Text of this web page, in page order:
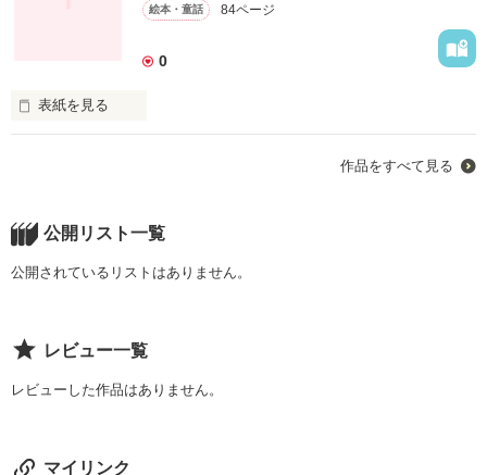
迷い
あなたは、生きるために生まれてきたんだ！
死ぬためなんかじゃない！
さあ一ページ目を開いてごらん…
勇気を出して！
絵本・童話 84ページ
0
表紙を見る
オリオン保育園に通う、まぁくん
やんちゃでいたずらっこ
まぁくんが
元気なまぁくん
作品をすべて見る
公開リスト一覧
公開されているリストはありません。
レビュー一覧
レビューした作品はありません。
マイリンク